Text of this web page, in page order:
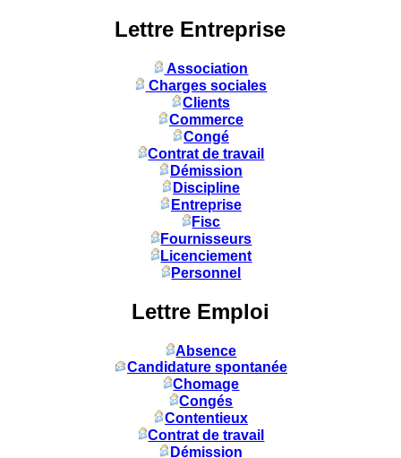
Lettre Entreprise
Association
Charges sociales
Clients
Commerce
Congé
Contrat de travail
Démission
Discipline
Entreprise
Fisc
Fournisseurs
Licenciement
Personnel
Lettre Emploi
Absence
Candidature spontanée
Chomage
Congés
Contentieux
Contrat de travail
Démission